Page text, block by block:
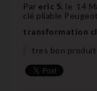
Par eric S. le 14
clé pliable
transformation
tres bon